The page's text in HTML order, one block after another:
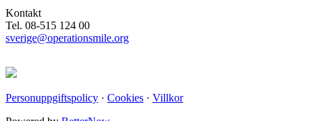
Kontakt
Tel. 08-515 124 00
sverige@operationsmile.org
Personuppgiftspolicy · Cookies · Villkor